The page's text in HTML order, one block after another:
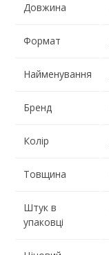
Довжина
Формат
Найменування
Бренд
Колір
Товщина
Штук в
упаковці